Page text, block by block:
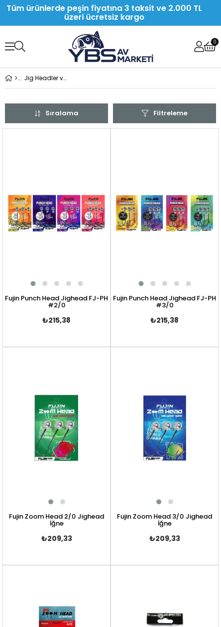
Tüm ürünlerde peşin fiyatına 3 taksit ve 2.000 TL
üzeri ücretsiz kargo
0
Jig Headler ve İğneler
Filtreleme
Sıralama
Fujin Punch Head Jighead FJ-PH
#2/0
₺215,38
Fujin Punch Head Jighead FJ-PH
#3/0
₺215,38
Fujin Zoom Head 2/0 Jighead
İğne
₺209,33
Fujin Zoom Head 3/0 Jighead
İğne
₺209,33